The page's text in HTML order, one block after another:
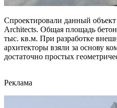
Спроектировали данный
Architects. Общая площадь
тыс. кв.м. При разработке
архитекторы взяли за основу
достаточно простых
Реклама